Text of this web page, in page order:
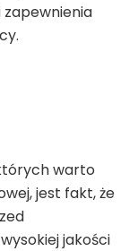
zapewnienia
warto
jest fakt, że
jakości